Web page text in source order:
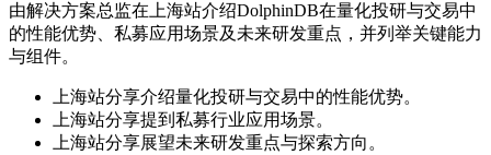
由解决方案总监在上海站介绍DolphinDB在量化投研与交易中
的性能优势、私募应用场景及未来研发重点，并列举关键能力
与组件。
上海站分享介绍量化投研与交易中的性能优势。
上海站分享提到私募行业应用场景。
上海站分享展望未来研发重点与探索方向。